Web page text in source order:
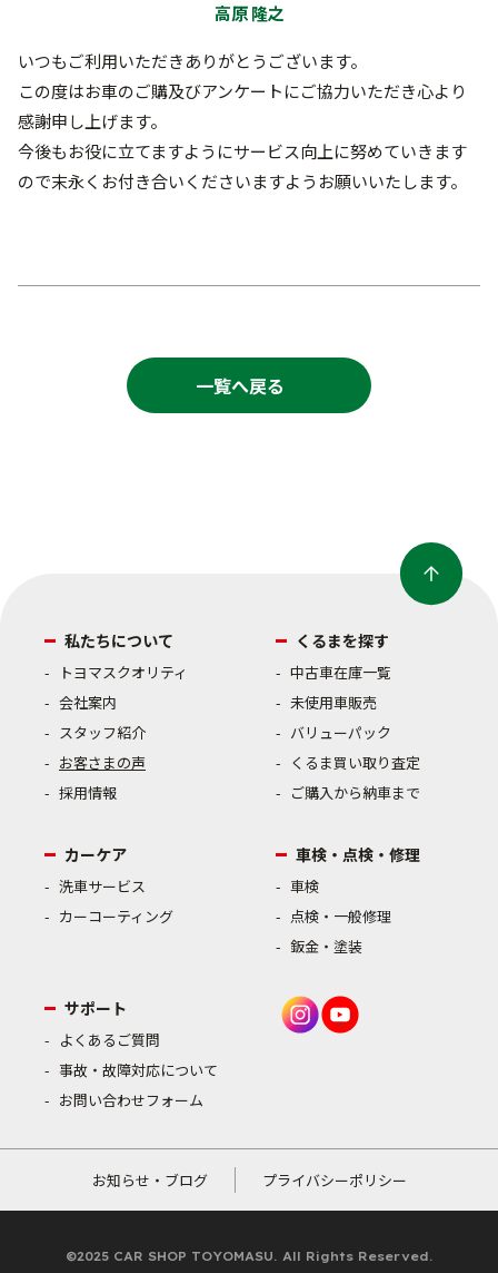
高原 隆之
いつもご利用いただきありがとうございます。
この度はお車のご購及びアンケートにご協力いただき心より
感謝申し上げます。
今後もお役に立てますようにサービス向上に努めていきます
ので末永くお付き合いくださいますようお願いいたします。
一覧へ戻る
私たちについて
トヨマスクオリティ
会社案内
スタッフ紹介
お客さまの声
採用情報
くるまを探す
中古車在庫一覧
未使用車販売
バリューパック
くるま買い取り査定
ご購入から納車まで
カーケア
洗車サービス
カーコーティング
車検・点検・修理
車検
点検・一般修理
鈑金・塗装
サポート
よくあるご質問
事故・故障対応について
お問い合わせフォーム
お知らせ・ブログ プライバシーポリシー
©2025 CAR SHOP TOYOMASU. All Rights Reserved.